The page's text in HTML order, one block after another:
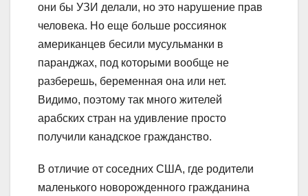
они бы УЗИ делали, но это нарушение прав
человека. Но еще больше россиянок
американцев бесили мусульманки в
паранджах, под которыми вообще не
разберешь, беременная она или нет.
Видимо, поэтому так много жителей
арабских стран на удивление просто
получили канадское гражданство.
В отличие от соседних США, где родители
маленького новорожденного гражданина